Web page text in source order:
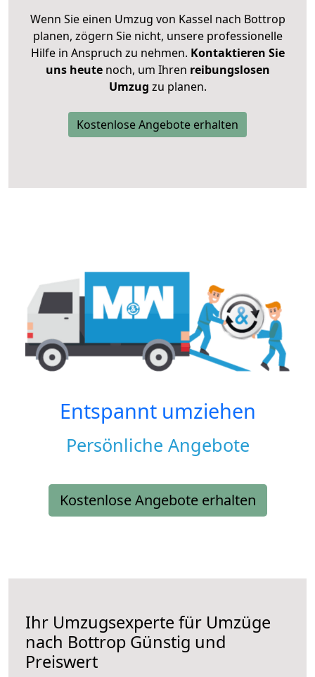
Wenn Sie einen Umzug von Kassel nach Bottrop
planen, zögern Sie nicht, unsere professionelle
Hilfe in Anspruch zu nehmen. Kontaktieren Sie
uns heutenoch, um Ihren reibungslosen
Umzug zu planen.
Kostenlose Angebote erhalten
Entspannt umziehen
Persönliche Angebote
Kostenlose Angebote erhalten
Ihr Umzugsexperte für Umzüge
nach Bottrop Günstig und
Preiswert